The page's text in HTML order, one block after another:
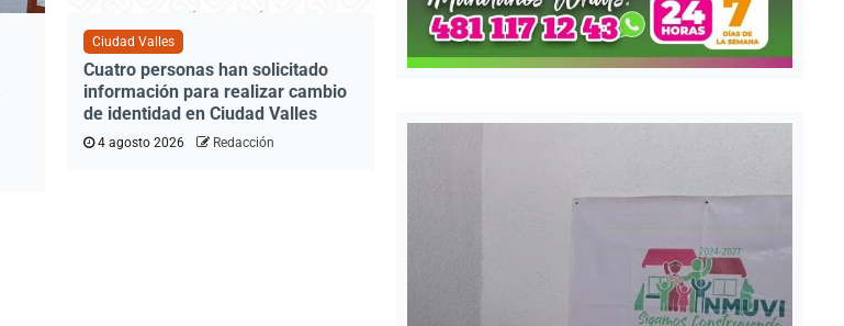
Ciudad Valles
Cuatro personas han solicitado
información para realizar cambio
de identidad en Ciudad Valles
4 agosto 2026 Redacción